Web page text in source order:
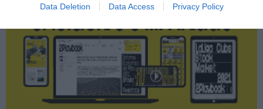
Data Deletion Data Access Privacy Policy